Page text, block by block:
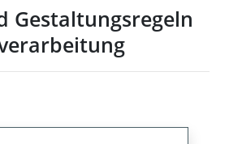
Gestaltungsregeln